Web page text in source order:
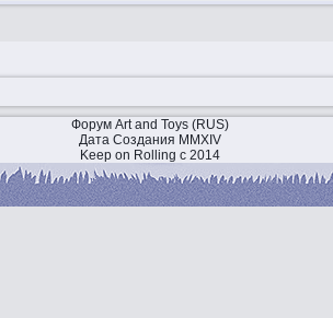
Форум Art and Toys (RUS)
Дата Создания MMXIV
Keep on Rolling с 2014